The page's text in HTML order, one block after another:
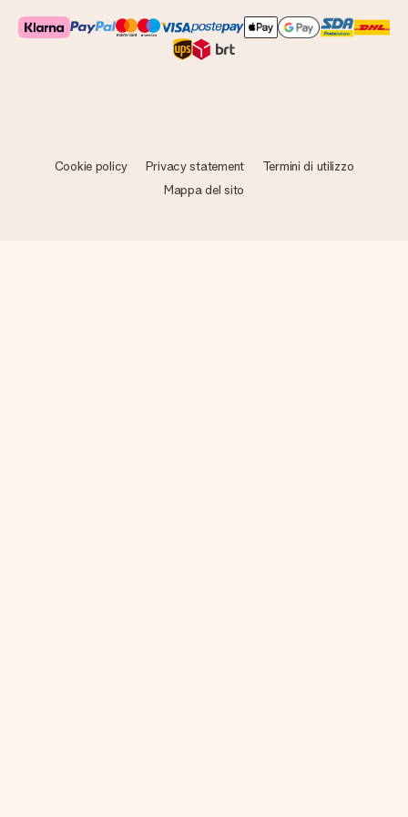
Cookie policy Privacy statement
Termini di utilizzo
Mappa del sito